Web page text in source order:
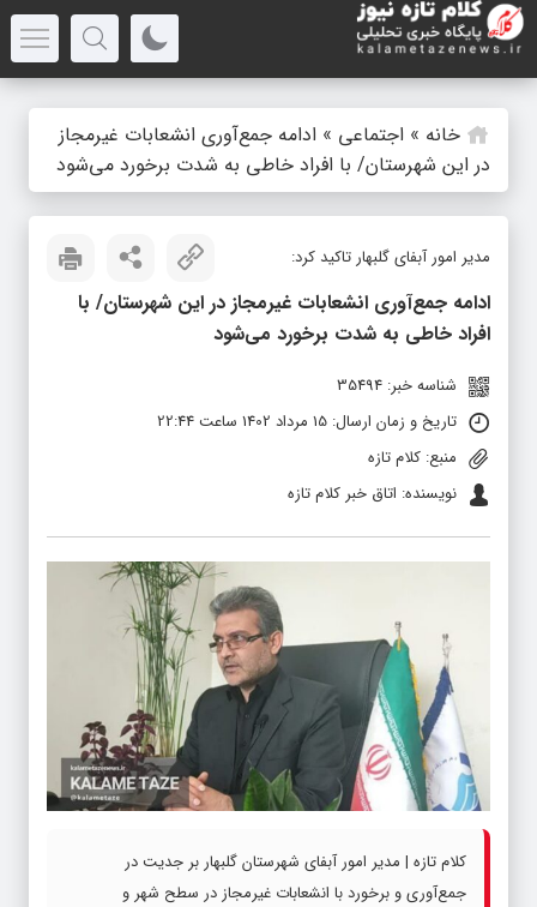
خانه » اجتماعی » ادامه جمع‌آوری انشعابات غیرمجاز
در این شهرستان/ با افراد خاطی به شدت برخورد می‌شود
مدیر امور آبفای گلبهار تاکید کرد:
ادامه جمع‌آوری انشعابات غیرمجاز در این شهرستان/ با
افراد خاطی به شدت برخورد می‌شود
شناسه خبر: 35494
تاریخ و زمان ارسال: 15 مرداد 1402 ساعت 22:44
منبع: کلام تازه
نویسنده: اتاق خبر کلام تازه
کلام تازه | مدیر امور آبفای شهرستان گلبهار بر جدیت در
جمع‌آوری و برخورد با انشعابات غیرمجاز در سطح شهر و